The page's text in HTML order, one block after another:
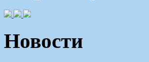
Новости